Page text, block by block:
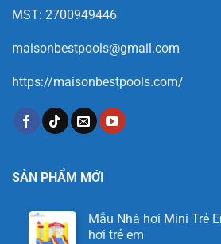
MST: 2700949446
maisonbestpools@gmail.com
https://maisonbestpools.com/
SẢN PHẨM MỚI
Mẫu Nhà hơi Mini Trẻ
hơi trẻ em